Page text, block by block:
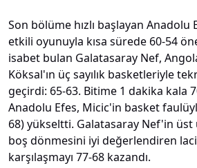
Son bölüme hızlı başlayan Anadolu
etkili oyunuyla kısa sürede 60-54
isabet bulan Galatasaray Nef,
Köksal'ın üç sayılık basketleriyle
geçirdi: 65-63. Bitime 1 dakika kala
Anadolu Efes, Micic'in basket
68) yükseltti. Galatasaray Nef'in
boş dönmesini iyi değerlendiren
karşılaşmayı 77-68 kazandı.